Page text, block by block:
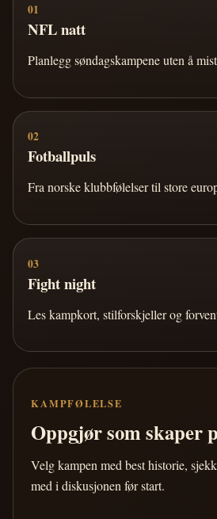
01
NFL natt
Planlegg søndagskampene uten å
02
Fotballpuls
Fra norske klubbfølelser til store
03
Fight night
Les kampkort, stilforskjeller og
KAMPFØLELSE
Oppgjør som skaper
Velg kampen med best historie,
med i diskusjonen før start.